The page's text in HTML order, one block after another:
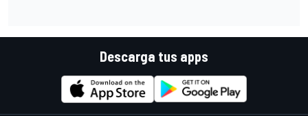
Descarga tus apps